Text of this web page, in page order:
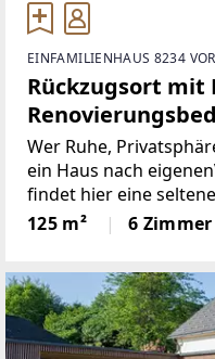
EINFAMILIENHAUS 8234
Rückzugsort mit
ruhiger
Grundstück!
Wer Ruhe,
ein Haus nach
findet hier eine
einemgroßzügigen
präsentiert sich
125 m² 6 Zimmer